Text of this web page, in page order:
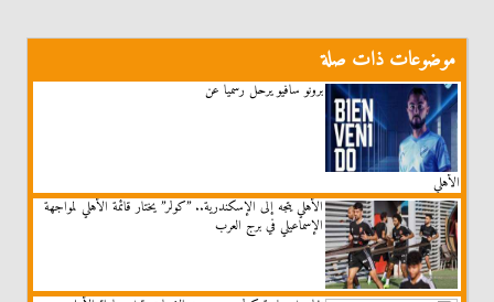
موضوعات ذات صلة
برونو سافيو يرحل رسميا عن
الأهلي
الأهلي يتجه إلى الإسكندرية.. ”كولر” يختار قائمة الأهلي لمواجهة
الإسماعيلي في برج العرب